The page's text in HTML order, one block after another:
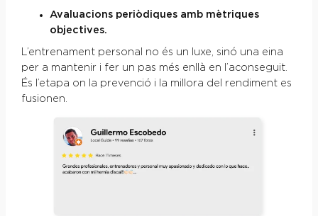
Avaluacions periòdiques amb mètriques
objectives.
L’entrenament personal no és un luxe, sinó una eina
per a mantenir i fer un pas més enllà en l’aconseguit.
És l’etapa on la prevenció i la millora del rendiment es
fusionen.